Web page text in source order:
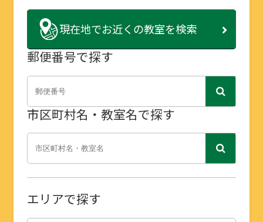
現在地でお近くの教室を検索
郵便番号で探す
市区町村名・教室名で探す
エリアで探す